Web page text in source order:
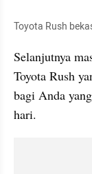
Toyota Rush
Selanjutnya
Toyota Rush
bagi Anda
hari.